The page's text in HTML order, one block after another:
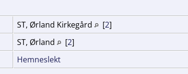
ST, Ørland Kirkegård [2]
ST, Ørland [2]
Hemneslekt